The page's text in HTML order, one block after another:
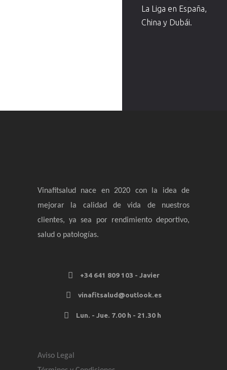
La Liga en España,
China y Dubái.
Vinafitsalud nace en 2020 con la idea de
mejorar la calidad de vida de nuestros
clientes, ya sea por rendimiento deportivo,
salud o patologías.
+34 641 809 103 - Javier
vinafitsalud@outlook.es
Lun. - Jue. 7.00 h - 21.30 h
Aviso Legal